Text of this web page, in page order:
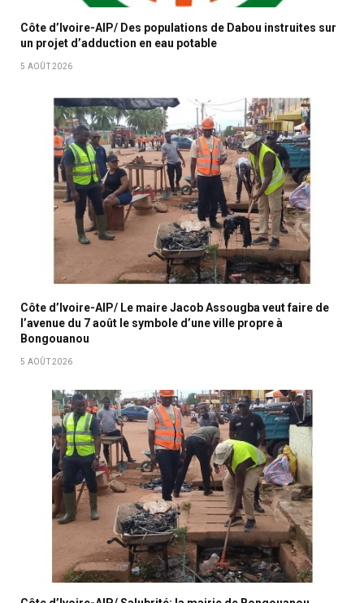
Côte d’Ivoire-AIP/ Des populations de Dabou instruites sur
un projet d’adduction en eau potable
5 AOÛT 2026
Côte d’Ivoire-AIP/ Le maire Jacob Assougba veut faire de
l’avenue du 7 août le symbole d’une ville propre à
Bongouanou
5 AOÛT 2026